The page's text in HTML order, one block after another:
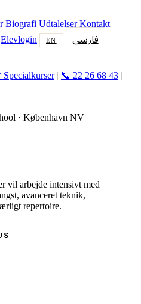
Biografi Udtalelser Kontakt
Elevlogin EN فارسی
| 📞 22 26 68 43 |
· København NV
vil arbejde intensivt med
avanceret teknik,
repertoire.